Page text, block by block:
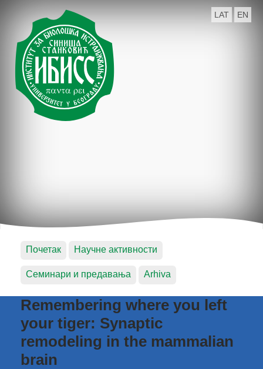
LAT EN
Почетак Научне активности
Семинари и предавања Arhiva
Remembering where you left
your tiger: Synaptic
remodeling in the mammalian
brain